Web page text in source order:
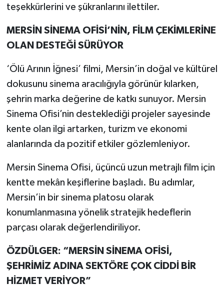
teşekkürlerini ve şükranlarını ilettiler.
MERSİN SİNEMA OFİSİ’NİN, FİLM ÇEKİMLERİNE
OLAN DESTEĞİ SÜRÜYOR
‘Ölü Arının İğnesi’ filmi, Mersin’in doğal ve kültürel
dokusunu sinema aracılığıyla görünür kılarken,
şehrin marka değerine de katkı sunuyor. Mersin
Sinema Ofisi’nin desteklediği projeler sayesinde
kente olan ilgi artarken, turizm ve ekonomi
alanlarında da pozitif etkiler gözlemleniyor.
Mersin Sinema Ofisi, üçüncü uzun metrajlı film için
kentte mekân keşiflerine başladı. Bu adımlar,
Mersin’in bir sinema platosu olarak
konumlanmasına yönelik stratejik hedeflerin
parçası olarak değerlendiriliyor.
ÖZDÜLGER: “MERSİN SİNEMA OFİSİ,
ŞEHRİMİZ ADINA SEKTÖRE ÇOK CİDDİ BİR
HİZMET VERİYOR”